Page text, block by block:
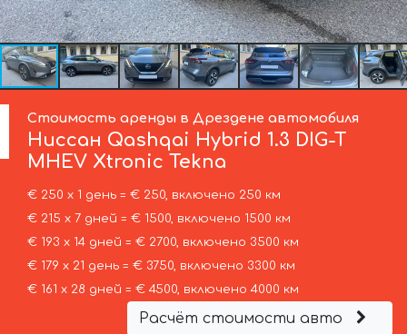
Стоимость аренды в Дрездене автомобиля
Ниссан Qashqai Hybrid 1.3 DIG-T
MHEV Xtronic Tekna
€ 250 х 1 день = € 250, включено 250 км
€ 215 х 7 дней = € 1500, включено 1500 км
€ 193 х 14 дней = € 2700, включено 3500 км
€ 179 х 21 день = € 3750, включено 3300 км
€ 161 х 28 дней = € 4500, включено 4000 км
Расчёт стоимости авто